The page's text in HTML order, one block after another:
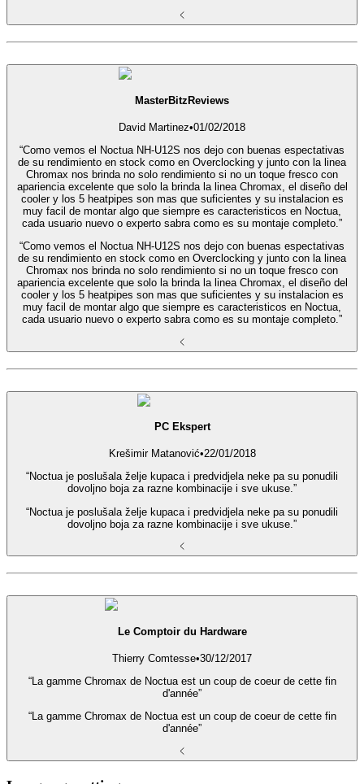
MasterBitzReviews
David Martinez•01/02/2018
“Como vemos el Noctua NH-U12S nos dejo con buenas espectativas
de su rendimiento en stock como en Overclocking y junto con la linea
Chromax nos brinda no solo rendimiento si no un toque fresco con
apariencia excelente que solo la brinda la linea Chromax, el diseño del
cooler y los 5 heatpipes son mas que suficientes y su instalacion es
muy facil de montar algo que siempre es caracteristicos en Noctua,
cada usuario nuevo o experto sabra como es su montaje completo.”
“Como vemos el Noctua NH-U12S nos dejo con buenas espectativas
de su rendimiento en stock como en Overclocking y junto con la linea
Chromax nos brinda no solo rendimiento si no un toque fresco con
apariencia excelente que solo la brinda la linea Chromax, el diseño del
cooler y los 5 heatpipes son mas que suficientes y su instalacion es
muy facil de montar algo que siempre es caracteristicos en Noctua,
cada usuario nuevo o experto sabra como es su montaje completo.”
PC Ekspert
Krešimir Matanović•22/01/2018
“Noctua je poslušala želje kupaca i predvidjela neke pa su ponudili
dovoljno boja za razne kombinacije i sve ukuse.”
“Noctua je poslušala želje kupaca i predvidjela neke pa su ponudili
dovoljno boja za razne kombinacije i sve ukuse.”
Le Comptoir du Hardware
Thierry Comtesse•30/12/2017
“La gamme Chromax de Noctua est un coup de coeur de cette fin
d'année”
“La gamme Chromax de Noctua est un coup de coeur de cette fin
d'année”